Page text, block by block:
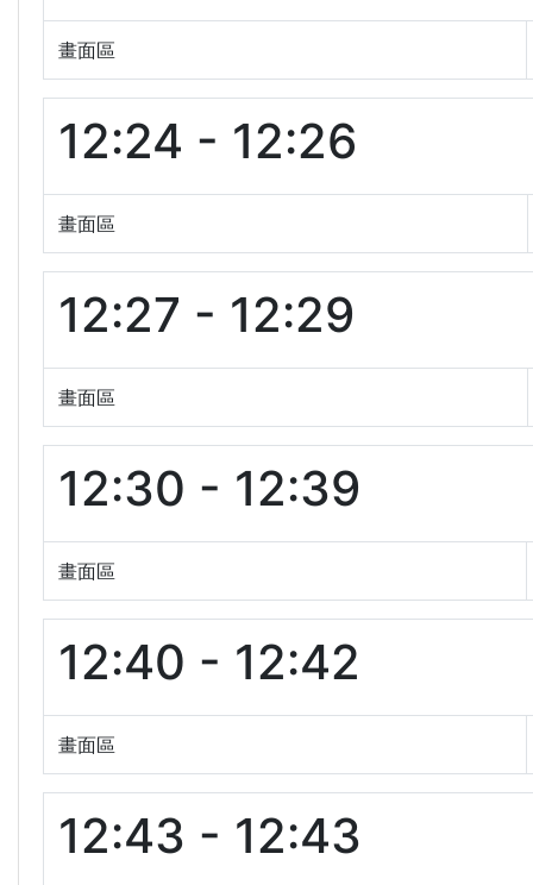
畫面區
12:24 - 12:26
畫面區
12:27 - 12:29
畫面區
12:30 - 12:39
畫面區
12:40 - 12:42
畫面區
12:43 - 12:43